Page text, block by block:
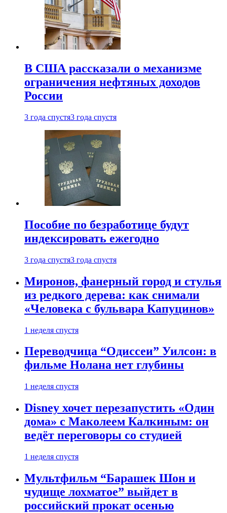
В США рассказали о механизме
ограничения нефтяных доходов
России
3 года спустя3 года спустя
Пособие по безработице будут
индексировать ежегодно
3 года спустя3 года спустя
Миронов, фанерный город и стулья
из редкого дерева: как снимали
«Человека с бульвара Капуцинов»
1 неделя спустя
Переводчица “Одиссеи” Уилсон: в
фильме Нолана нет глубины
1 неделя спустя
Disney хочет перезапустить «Один
дома» с Маколеем Калкиным: он
ведёт переговоры со студией
1 неделя спустя
Мультфильм “Барашек Шон и
чудище лохматое” выйдет в
российский прокат осенью